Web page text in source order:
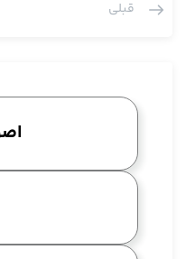
پرسش: حاکم نمی گوید حکم
این که قانون است.
پرسش: به خاطر رفع اختلاف
آیت الله مددی: به رفع
می داند، یا حکم الله یا
پرسش: خدا من را حاکم قرار
آیت الله مددی: آن مصلحت
قبلی